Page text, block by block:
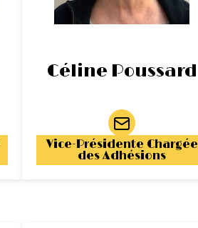
Céline Poussard
Vice-Présidente Chargée
des Adhésions